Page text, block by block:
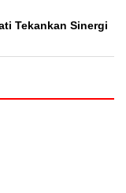
Tekankan Sinergi